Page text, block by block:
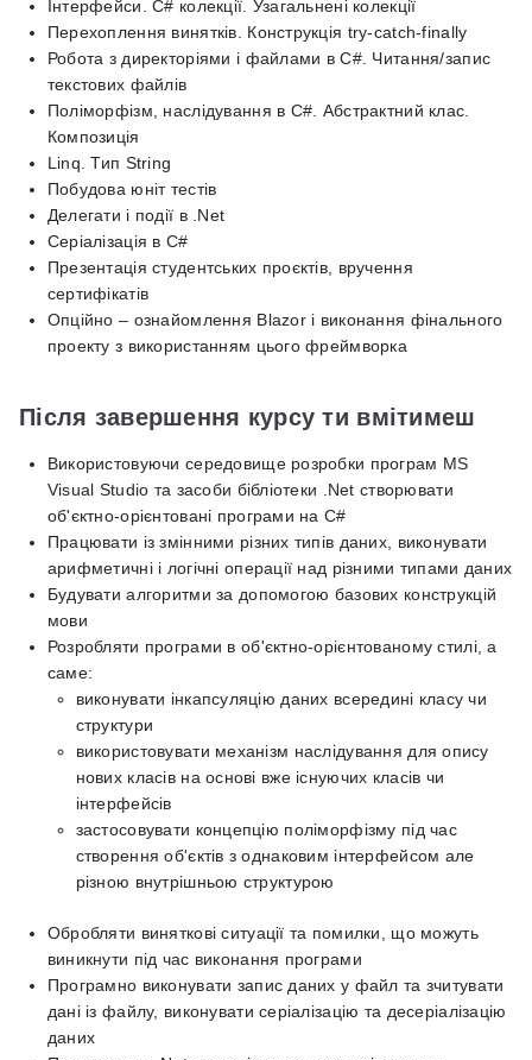
Інтерфейси. C# колекції. Узагальнені колекції
Перехоплення винятків. Конструкція try-catch-finally
Робота з директоріями і файлами в C#. Читання/запис
текстових файлів
Поліморфізм, наслідування в C#. Абстрактний клас.
Композиція
Linq. Тип String
Побудова юніт тестів
Делегати і події в .Net
Серіалізація в C#
Презентація студентських проєктів, вручення
сертифікатів
Опційно – ознайомлення Blazor і виконання фінального
проекту з використанням цього фреймворка
Після завершення курсу ти вмітимеш
Використовуючи середовище розробки програм MS
Visual Studio та засоби бібліотеки .Net створювати
об'єктно-орієнтовані програми на С#
Працювати із змінними різних типів даних, виконувати
арифметичні і логічні операції над різними типами даних
Будувати алгоритми за допомогою базових конструкцій
мови
Розробляти програми в об'єктно-орієнтованому стилі, а
саме:
виконувати інкапсуляцію даних всередині класу чи
структури
використовувати механізм наслідування для опису
нових класів на основі вже існуючих класів чи
інтерфейсів
застосовувати концепцію поліморфізму під час
створення об'єктів з однаковим інтерфейсом але
різною внутрішньою структурою
Обробляти виняткові ситуації та помилки, що можуть
виникнути під час виконання програми
Програмно виконувати запис даних у файл та зчитувати
дані із файлу, виконувати серіалізацію та десеріалізацію
даних